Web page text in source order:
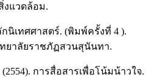
งแวดล้อม.
นิเทศศาสตร์. (พิมพ์ครั้งที่ 4 ).
ยาลัยราชภัฏสวนสุนันทา.
การสื่อสารเพื่อโน้มน้าวใจ.